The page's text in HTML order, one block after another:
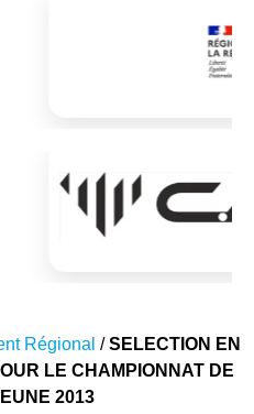
Régional /SELECTION EN
LE CHAMPIONNAT DE
2013